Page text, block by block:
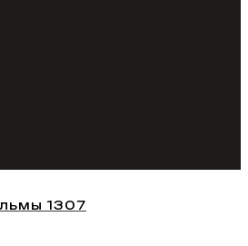
1307